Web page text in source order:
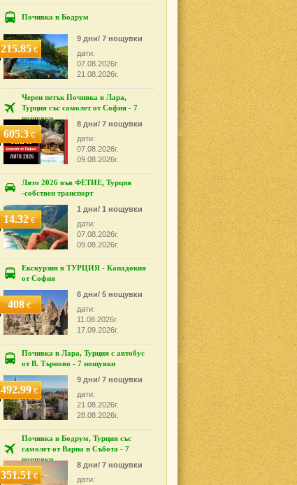
Почивка в Бодрум
215.85€
9 дни/ 7 нощувки
дати:
07.08.2026г.
21.08.2026г.
Черен петък Почивка в Лара,
Турция със самолет от София - 7
нощувки
605.3€
8 дни/ 7 нощувки
дати:
07.08.2026г.
09.08.2026г.
Лято 2026 във ФЕТИЕ, Турция
-собствен транспорт
14.32€
1 дни/ 1 нощувки
дати:
07.08.2026г.
09.08.2026г.
Екскурзия в ТУРЦИЯ - Кападокия
от София
408€
6 дни/ 5 нощувки
дати:
11.08.2026г.
17.09.2026г.
Почивка в Лара, Турция с автобус
от В. Търново - 7 нощувки
492.99€
9 дни/ 7 нощувки
дати:
21.08.2026г.
28.08.2026г.
Почивка в Бодрум, Турция със
самолет от Варна в Събота - 7
нощувки
351.51€
8 дни/ 7 нощувки
дати: